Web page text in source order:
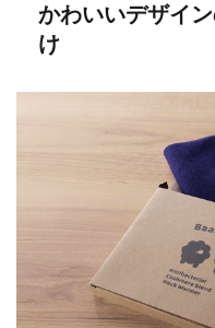
かわいいデザイ
け